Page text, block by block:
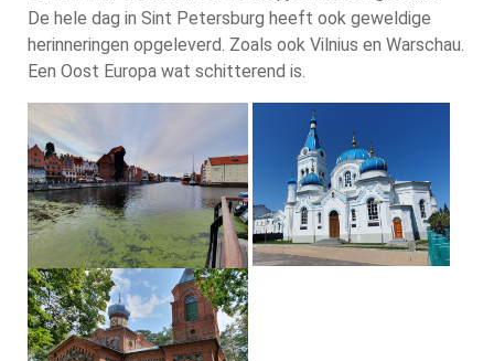
De hele dag in Sint Petersburg heeft ook geweldige
herinneringen opgeleverd. Zoals ook Vilnius en Warschau.
Een Oost Europa wat schitterend is.